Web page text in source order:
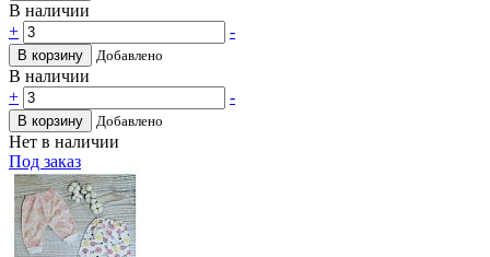
В наличии
+
-
В корзину Добавлено
В наличии
+
-
В корзину Добавлено
Нет в наличии
Под заказ